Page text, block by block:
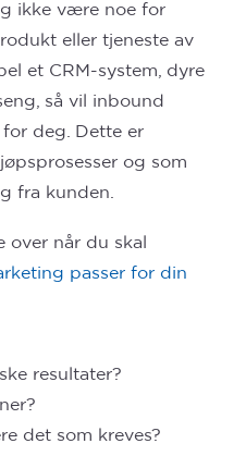
ikke være noe for
eller tjeneste av
et CRM-system, dyre
så vil inbound
deg. Dette er
og som
fra kunden.
når du skal
passer for din
resultater?
det som kreves?